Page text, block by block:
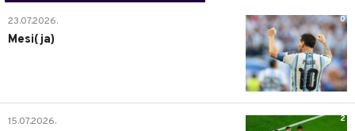
0
23.07.2026.
Mesi(ja)
2
15.07.2026.